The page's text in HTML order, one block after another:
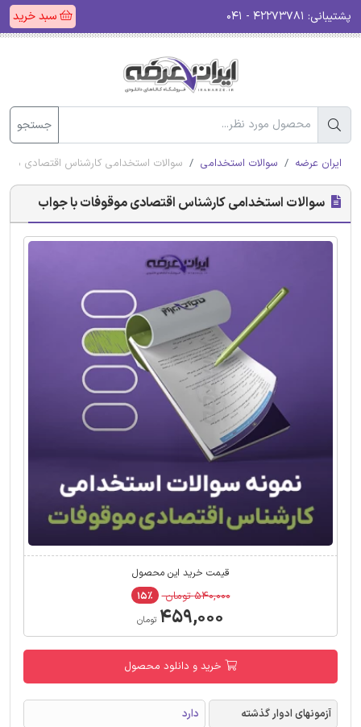
پشتیبانی: سبد خرید
جستجو
ایران عرضه سوالات استخدامی سوالات استخدامی کارشناس اقتصادی
سوالات استخدامی کارشناس اقتصادی موقوفات با جواب
قیمت خرید این محصول
۵۴۰,۰۰۰ تومان ۱۵٪
۴۵۹,۰۰۰ تومان
خرید و دانلود محصول
آزمونهای ادوار گذشته
دارد